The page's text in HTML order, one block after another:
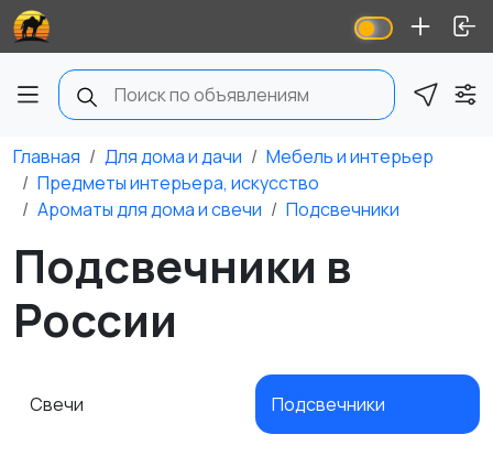
Главная Для дома и дачи
Мебель и интерьер
Предметы интерьера, искусство
Ароматы для дома и свечи
Подсвечники
Подсвечники в
России
Свечи Подсвечники